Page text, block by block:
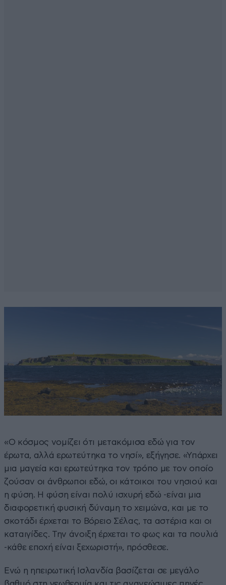
«Ο κόσμος νομίζει ότι μετακόμισα εδώ για τον
έρωτα, αλλά ερωτεύτηκα το νησί», εξήγησε. «Υπάρχει
μια μαγεία και ερωτεύτηκα τον τρόπο με τον οποίο
ζούσαν οι άνθρωποι εδώ, οι κάτοικοι του νησιού και
η φύση. Η φύση είναι πολύ ισχυρή εδώ -είναι μια
διαφορετική φυσική δύναμη το χειμώνα, και με το
σκοτάδι έρχεται το Βόρειο Σέλας, τα αστέρια και οι
καταιγίδες. Την άνοιξη έρχεται το φως και τα πουλιά
-κάθε εποχή είναι ξεχωριστή», πρόσθεσε.
Ενώ η ηπειρωτική Ισλανδία βασίζεται σε μεγάλο